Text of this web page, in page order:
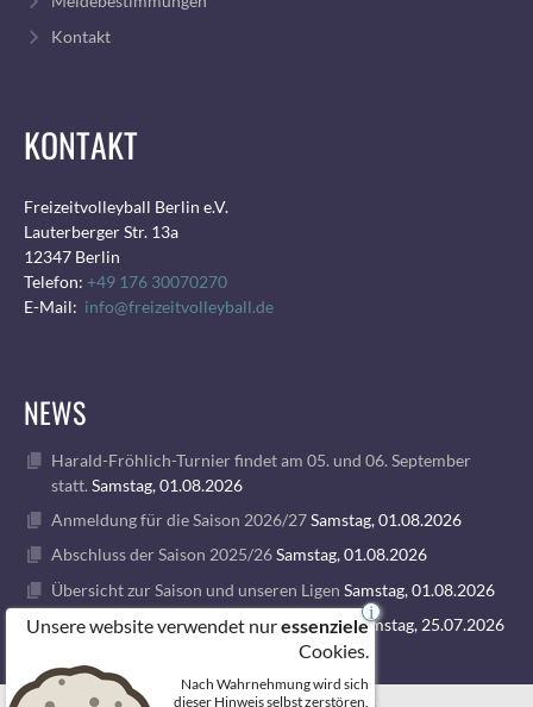
Kontakt
KONTAKT
Freizeitvolleyball Berlin e.V.
Lauterberger Str. 13a
12347 Berlin
Telefon: +49 176 30070270
E-Mail: info@freizeitvolleyball.de
NEWS
Harald-Fröhlich-Turnier findet am 05. und 06. September
statt. Samstag, 01.08.2026
Anmeldung für die Saison 2026/27Samstag, 01.08.2026
Abschluss der Saison 2025/26Samstag, 01.08.2026
Übersicht zur Saison und unseren Ligen Samstag, 01.08.2026
1. VOLLEY GODS SUMMER CAMP 2026 Samstag, 25.07.2026
© 2026 FREIZEITVOLLEYBALL BERLIN
Unsere website verwendet nuressenziele
Cookies.
Nach Wahrnehmung wird sich
dieser Hinweis selbst zerstören.
i